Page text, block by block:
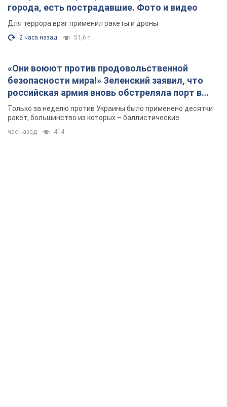
города, есть пострадавшие. Фото и видео
Для террора враг применил ракеты и дроны
2 часа назад 51,6 т.
«Они воюют против продовольственной
безопасности мира!» Зеленский заявил, что
российская армия вновь обстреляла порт в
Одессе
Только за неделю против Украины было применено десятки
ракет, большинство из которых – баллистические
час назад 414